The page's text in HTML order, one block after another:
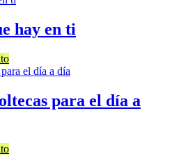
hay en ti
para el día a